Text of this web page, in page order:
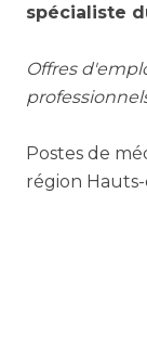
spécialiste
Offres
Postes de
région